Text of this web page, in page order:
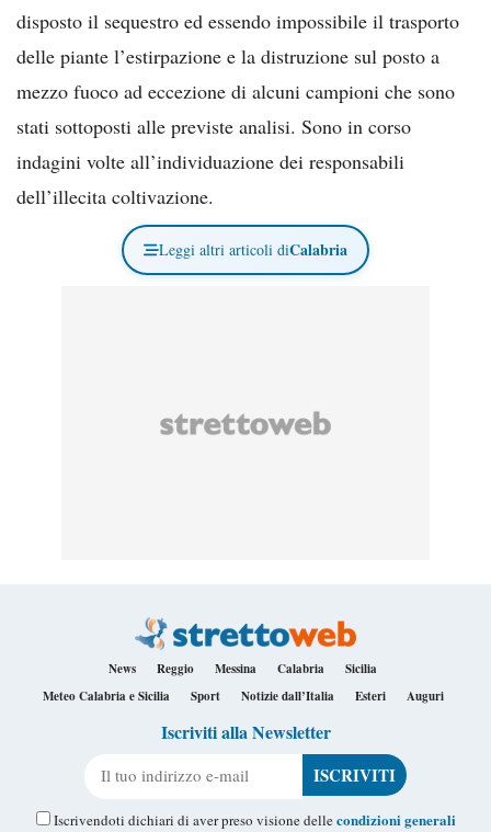
disposto il sequestro ed essendo impossibile il trasporto
delle piante l’estirpazione e la distruzione sul posto a
mezzo fuoco ad eccezione di alcuni campioni che sono
stati sottoposti alle previste analisi. Sono in corso
indagini volte all’individuazione dei responsabili
dell’illecita coltivazione.
Leggi altri articoli diCalabria
News Reggio Messina Calabria
Sicilia
Meteo Calabria e Sicilia
Sport Notizie dall’Italia Esteri Auguri
Iscriviti alla Newsletter
Iscrivendoti dichiari di aver preso visione dellecondizioni generali